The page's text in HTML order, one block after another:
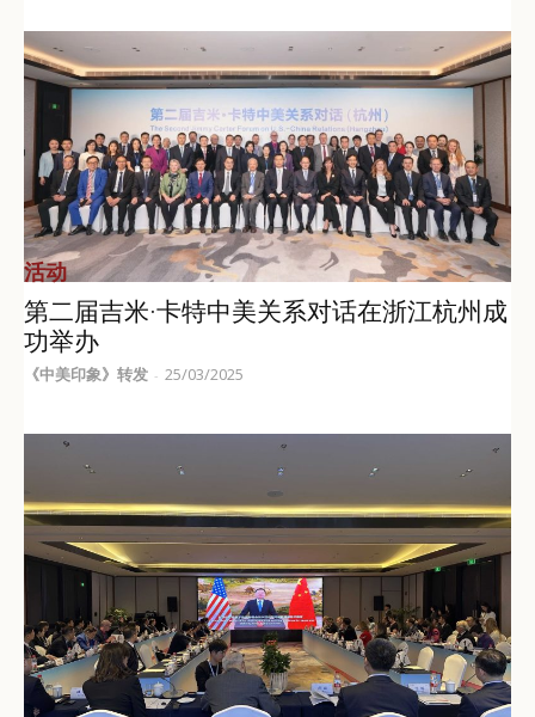
活动
第二届吉米·卡特中美关系对话在浙江杭州成
功举办
《中美印象》转发 - 25/03/2025